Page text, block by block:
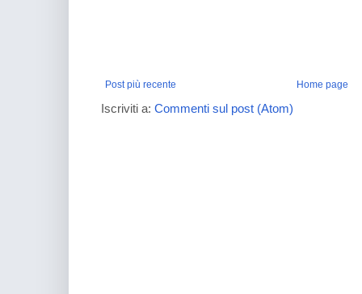
Post più recente Home page
Iscriviti a: Commenti sul post (Atom)